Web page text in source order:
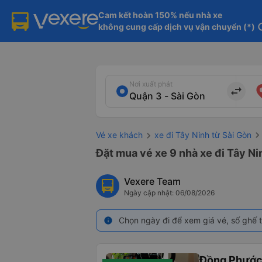
Cam kết hoàn 150% nếu nhà xe
không cung cấp dịch vụ vận chuyển (*)
Nơi xuất phát
import_export
Vé xe khách xe đi Tây Ninh từ Sài Gòn
Đặt mua vé xe 9 nhà xe đi Tây
Vexere Team
Ngày cập nhật: 06/08/2026
info Chọn ngày đi để xem giá vé, số